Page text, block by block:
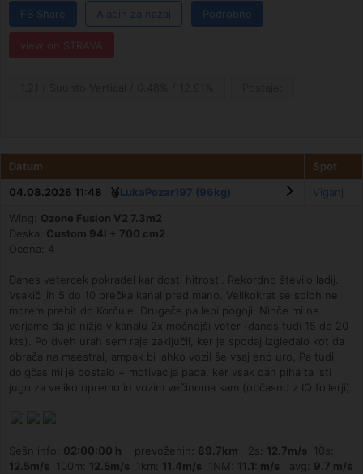
FB Share Aladin za nazaj Podrobno
view on STRAVA
Datum
Spot
04.08.2026 11:48 🥈LukaPozar197 (96kg)
Viganj
Wing: Ozone Fusion V2 7.3m2
Deska: Custom 94l + 700 cm2
Ocena: 4
Danes vetercek pokradel kar dosti hitrosti. Rekordno število ladij.
Vsakič jih 5 do 10 prečka kanal pred mano. Velikokrat se sploh ne
morem prebit do Korčule. Drugače pa lepi pogoji. Nihče mi ne
verjame da je nižje v kanalu 2x močnejši veter (danes tudi 15 do 20
kts). Po dveh urah sem raje zaključil, ker je spodaj izgledalo kot da
obrača na maestral, ampak bi lahko vozil še vsaj eno uro. Pa tudi
dolgčas mi je postalo + motivacija pada, ker vsak dan piha ta isti
jugo za veliko opremo in vozim večinoma sam (občasno z IQ foilerji).
Sešn info: 02:00:00 h prevoženih: 69.7km 2s: 12.7m/s 10s:
12.5m/s 100m: 12.5m/s 1km: 11.4m/s 1NM: 11.1: m/s avg: 9.7 m/s